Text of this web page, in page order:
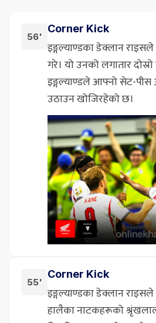
56'
Corner Kick
इङ्गल्याण्डका डेक्लान राइसले
गरे। यो उनको लगातार
इङ्गल्याण्डले आफ्नो सेट-
उठाउन खोजिरहेको छ।
55'
Corner Kick
इङ्गल्याण्डका डेक्लान
हालैका नाटकहरूको